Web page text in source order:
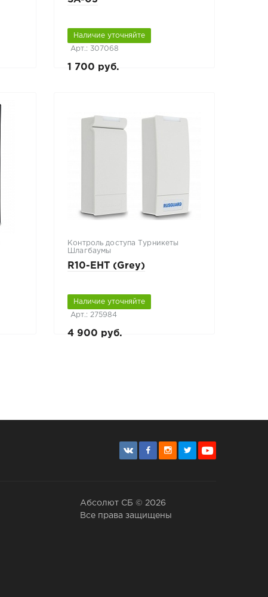
Наличие уточняйте
Арт.: 307068
1 700 руб.
Контроль доступа Турникеты
Шлагбаумы
R10-EHT (Grey)
Наличие уточняйте
Арт.: 275984
4 900 руб.
Абсолют СБ © 2026
Все права защищены